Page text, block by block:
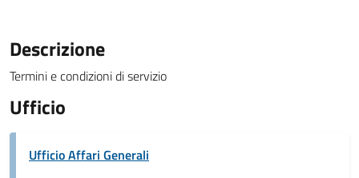
Descrizione
Termini e condizioni di servizio
Ufficio
Ufficio Affari Generali